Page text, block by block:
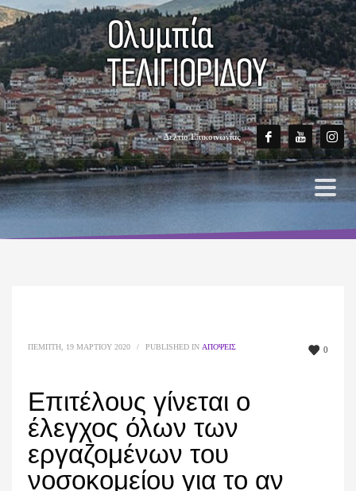
Δελτίο Επικοινωνίας
0
ΠΈΜΠΤΗ, 19 ΜΑΡΤΊΟΥ 2020 / PUBLISHED IN ΑΠΌΨΕΙΣ
Επιτέλους γίνεται ο
έλεγχος όλων των
εργαζομένων του
νοσοκομείου για το αν